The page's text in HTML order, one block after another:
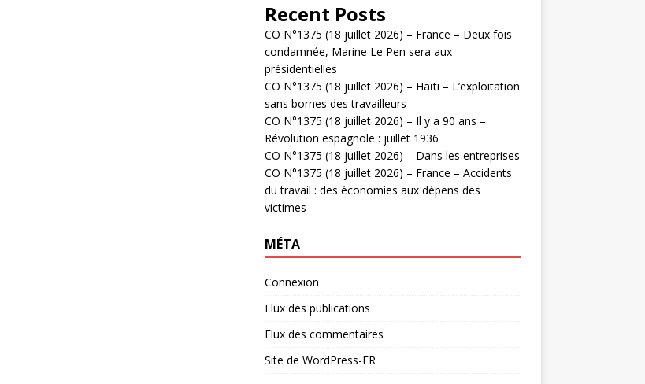
Recent Posts
CO N°1375 (18 juillet 2026) – France – Deux fois
condamnée, Marine Le Pen sera aux
présidentielles
CO N°1375 (18 juillet 2026) – Haïti – L’exploitation
sans bornes des travailleurs
CO N°1375 (18 juillet 2026) – Il y a 90 ans –
Révolution espagnole : juillet 1936
CO N°1375 (18 juillet 2026) – Dans les entreprises
CO N°1375 (18 juillet 2026) – France – Accidents
du travail : des économies aux dépens des
victimes
MÉTA
Connexion
Flux des publications
Flux des commentaires
Site de WordPress-FR